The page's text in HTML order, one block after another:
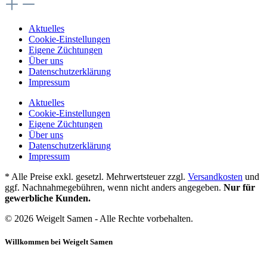
Aktuelles
Cookie-Einstellungen
Eigene Züchtungen
Über uns
Datenschutzerklärung
Impressum
Aktuelles
Cookie-Einstellungen
Eigene Züchtungen
Über uns
Datenschutzerklärung
Impressum
* Alle Preise exkl. gesetzl. Mehrwertsteuer zzgl. Versandkosten und
ggf. Nachnahmegebühren, wenn nicht anders angegeben. Nur für
gewerbliche Kunden.
© 2026 Weigelt Samen - Alle Rechte vorbehalten.
Willkommen bei Weigelt Samen